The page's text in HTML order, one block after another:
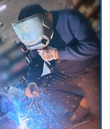
엔진펌프 분야 최고의 제품을 제공
소방펌프 기동용으로 각 펌프마다